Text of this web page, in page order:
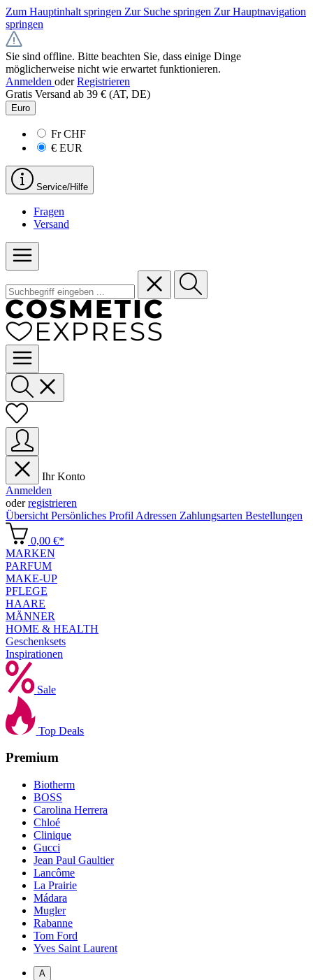
Zum Hauptinhalt springen Zur Suche springen Zur Hauptnavigation
springen
Sie sind offline. Bitte beachten Sie, dass einige Dinge
möglicherweise nicht wie erwartet funktionieren.
Anmelden oder Registrieren
Gratis Versand ab 39 € (AT, DE)
Euro
FrCHF
€ EUR
Service/Hilfe
Fragen
Versand
Ihr Konto
Anmelden
oderregistrieren
Übersicht Persönliches Profil Adressen Zahlungsarten Bestellungen
0,00 €*
MARKEN
PARFUM
MAKE-UP
PFLEGE
HAARE
MÄNNER
HOME & HEALTH
Geschenksets
Inspirationen
Sale
Top Deals
Premium
Biotherm
BOSS
Carolina Herrera
Chloé
Clinique
Gucci
Jean Paul Gaultier
Lancôme
La Prairie
Mádara
Mugler
Rabanne
Tom Ford
Yves Saint Laurent
A